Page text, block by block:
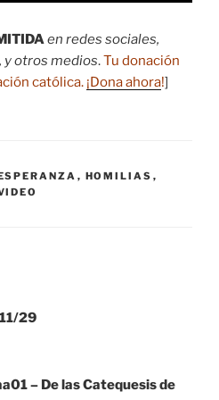
en redes sociales,
y otros medios.Tu donación
católica. ¡Dona ahora!]
, HOMILIAS ,
29
– De las Catequesis de